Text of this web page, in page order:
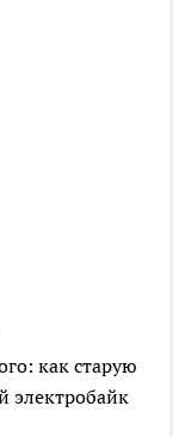
как старую
электробайк